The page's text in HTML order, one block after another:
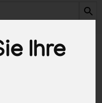
Ihre